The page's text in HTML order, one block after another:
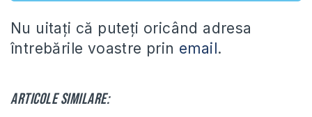
Nu uitaţi că puteţi oricând adresa
întrebările voastre prin email.
Articole similare: